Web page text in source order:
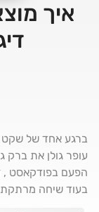
איך
ברגע אחד של שקט
עופר גולן את ברק
הפעם בפודקאסט ,
בעוד שיחה